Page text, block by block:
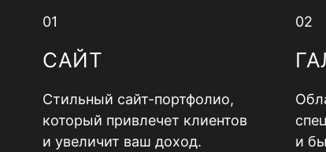
01
САЙТ
Стильный сайт-портфолио,
который привлечет клиентов
и увеличит ваш доход.
02
и